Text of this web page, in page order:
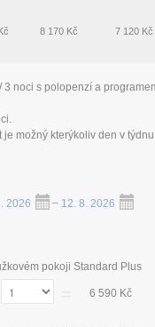
8 170 Kč 7 120 Kč
3 noci s polopenzí a
je možný kterýkoliv den v
2026 – 12. 8. 2026
pokoji Standard Plus
6 590 Kč